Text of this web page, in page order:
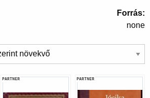
Forrás
none
PARTNER PARTNER